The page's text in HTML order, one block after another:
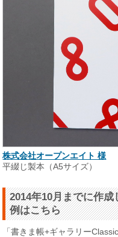
株式会社オープンエイト 様
平綴じ製本（A5サイズ）
2014年10月までに作
例はこちら
「書きま帳+ギャラリー